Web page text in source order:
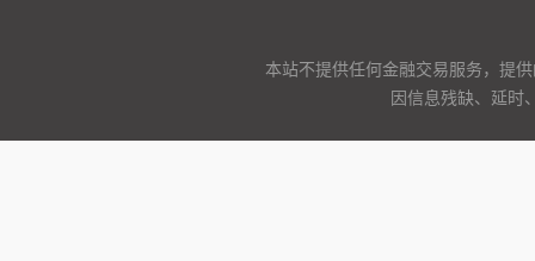
本站不提供任何金融交易服务，提
因信息残缺、延时